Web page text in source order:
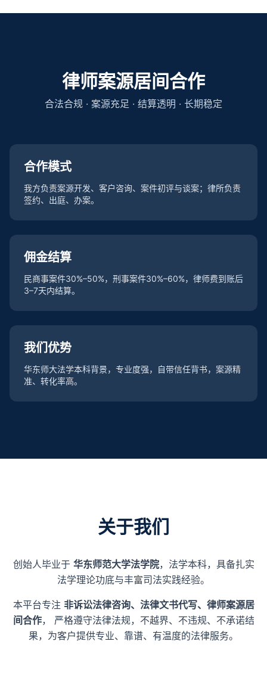
律师案源居间合作
合法合规 · 案源充足 · 结算透明 · 长期稳定
合作模式
我方负责案源开发、客户咨询、案件初评与谈案；律所负责
签约、出庭、办案。
佣金结算
民商事案件30%–50%，刑事案件30%–60%，律师费到账后
3–7天内结算。
我们优势
华东师大法学本科背景，专业度强，自带信任背书，案源精
准、转化率高。
关于我们
创始人毕业于 华东师范大学法学院，法学本科，具备扎实
法学理论功底与丰富司法实践经验。
本平台专注 非诉讼法律咨询、法律文书代写、律师案源居
间合作， 严格遵守法律法规，不越界、不违规、不承诺结
果，为客户提供专业、靠谱、有温度的法律服务。